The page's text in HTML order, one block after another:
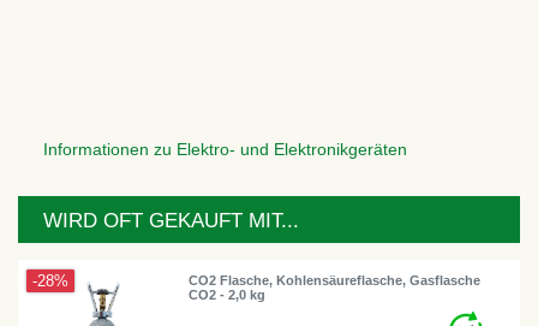
Informationen zu Elektro- und Elektronikgeräten
WIRD OFT GEKAUFT MIT...
-28%
CO2 Flasche, Kohlensäureflasche, Gasflasche
CO2 - 2,0 kg